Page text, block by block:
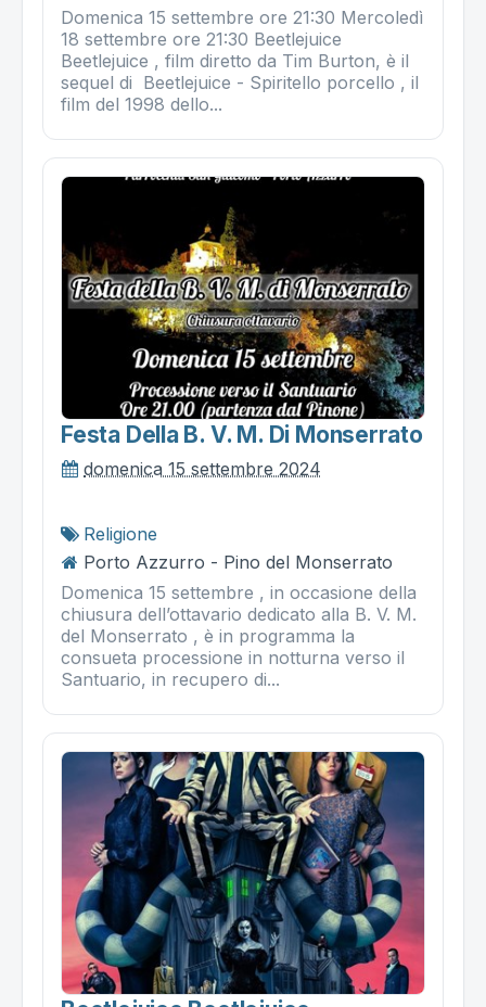
Domenica 15 settembre ore 21:30 Mercoledì
18 settembre ore 21:30 Beetlejuice
Beetlejuice , film diretto da Tim Burton, è il
sequel di Beetlejuice - Spiritello porcello , il
film del 1998 dello...
Festa Della B. V. M. Di Monserrato
domenica 15 settembre 2024
Religione
Porto Azzurro - Pino del Monserrato
Domenica 15 settembre , in occasione della
chiusura dell’ottavario dedicato alla B. V. M.
del Monserrato , è in programma la
consueta processione in notturna verso il
Santuario, in recupero di...